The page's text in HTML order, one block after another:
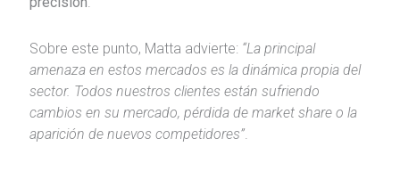
Sobre este punto, Matta advierte: “La principal
amenaza en estos mercados es la dinámica propia del
sector. Todos nuestros clientes están sufriendo
cambios en su mercado, pérdida de market share o la
aparición de nuevos competidores”.